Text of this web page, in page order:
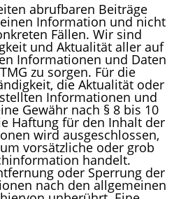
abrufbaren Beiträge
Information und nicht
Fällen. Wir sind
und Aktualität aller auf
Informationen und Daten
zu sorgen. Für die
die Aktualität oder
Informationen und
Gewähr nach § 8 bis 10
Haftung für den Inhalt der
wird ausgeschlossen,
vorsätzliche oder grob
handelt.
oder Sperrung der
nach den allgemeinen